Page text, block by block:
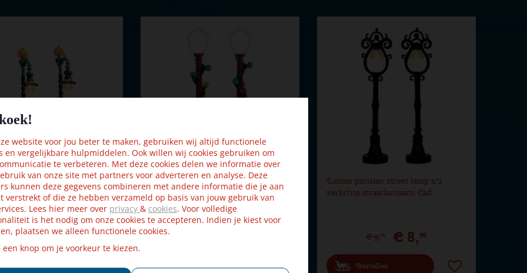
website voor jou beter te maken, gebruiken wij altijd functionele
en vergelijkbare hulpmiddelen. Ook willen wij cookies gebruiken om
te verbeteren. Met deze cookies delen we informatie over
van onze site met partners voor adverteren en analyse. Deze
kunnen deze gegevens combineren met andere informatie die je aan
verstrekt of die ze hebben verzameld op basis van jouw gebruik van
Lees hier meer over privacy & cookies. Voor volledige
is het nodig om onze cookies te accepteren. Indien je kiest voor
plaatsen we alleen functionele cookies.
een knop om je voorkeur te kiezen.
witch pumpkin patch s/2
straatlantaarn Spoo…
€ 10,99 € 9,89
Bestellen
Lemax red globe street lamp s/2
verlichte straatlantaarn Ca…
Bestellen
Lemax parisian street lamp s/2
verlichte straatlantaarn Cad…
€ 9,99 € 8,99
Bestellen